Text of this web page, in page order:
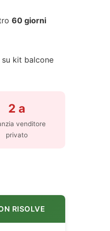
60 giorni
kit balcone
2 a
venditore
privato
RISOLVE